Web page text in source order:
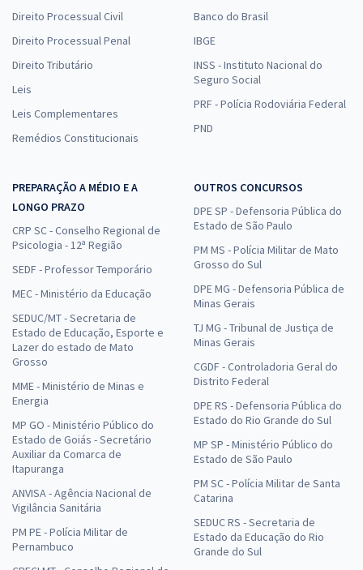
Direito Processual Civil
Direito Processual Penal
Direito Tributário
Leis
Leis Complementares
Remédios Constitucionais
Banco do Brasil
IBGE
INSS - Instituto Nacional do
Seguro Social
PRF - Polícia Rodoviária Federal
PND
PREPARAÇÃO A MÉDIO E A
LONGO PRAZO
CRP SC - Conselho Regional de
Psicologia - 12ª Região
SEDF - Professor Temporário
MEC - Ministério da Educação
SEDUC/MT - Secretaria de
Estado de Educação, Esporte e
Lazer do estado de Mato
Grosso
MME - Ministério de Minas e
Energia
MP GO - Ministério Público do
Estado de Goiás - Secretário
Auxiliar da Comarca de
Itapuranga
ANVISA - Agência Nacional de
Vigilância Sanitária
PM PE - Polícia Militar de
Pernambuco
OUTROS CONCURSOS
DPE SP - Defensoria Pública do
Estado de São Paulo
PM MS - Polícia Militar de Mato
Grosso do Sul
DPE MG - Defensoria Pública de
Minas Gerais
TJ MG - Tribunal de Justiça de
Minas Gerais
CGDF - Controladoria Geral do
Distrito Federal
DPE RS - Defensoria Pública do
Estado do Rio Grande do Sul
MP SP - Ministério Público do
Estado de São Paulo
PM SC - Polícia Militar de Santa
Catarina
SEDUC RS - Secretaria de
Estado da Educação do Rio
Grande do Sul